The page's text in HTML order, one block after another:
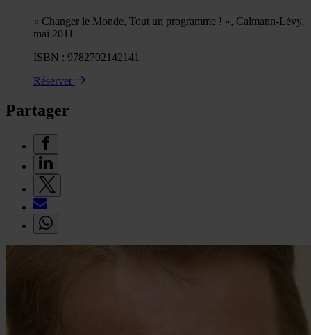
« Changer le Monde, Tout un programme ! », Calmann-Lévy,
mai 2011
ISBN : 9782702142141
Réserver
Partager